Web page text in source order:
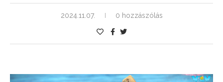
2024.11.07. 0 hozzászólás